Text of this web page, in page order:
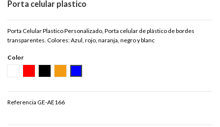
Porta celular plastico
Porta Celular Plastico Personalizado, Porta celular de plástico de bordes
transparentes. Colores: Azul, rojo, naranja, negro y blanc
Color
Referencia GE-AE166